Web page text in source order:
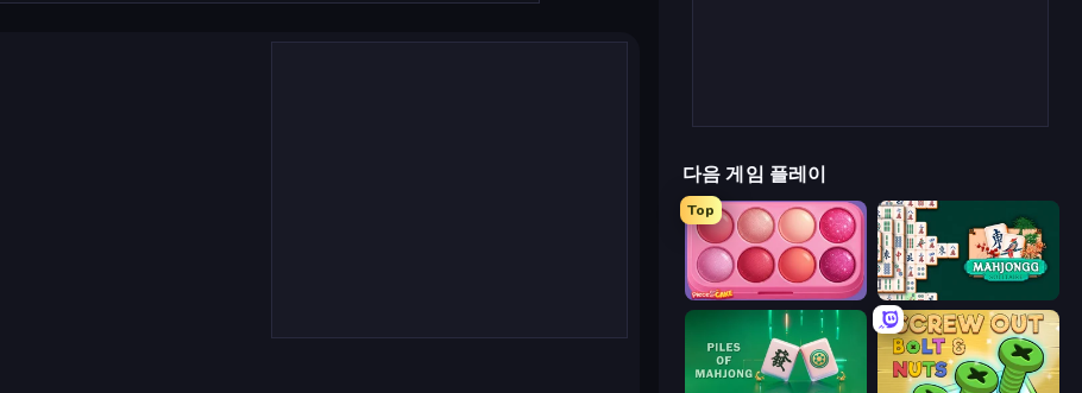
다음 게임 플레이
Top
Piece of Cake: Merge and Bake Mahjongg Solitaire